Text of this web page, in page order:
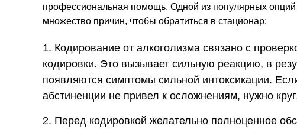
профессиональная помощь. Одной из популярных опций
множество причин, чтобы обратиться в стационар:
Кодирование от алкоголизма связано с
кодировки. Это вызывает сильную реакцию, в
появляются симптомы сильной интоксикации.
абстиненции не привел к осложнениям, нужно
Перед кодировкой желательно полноценное